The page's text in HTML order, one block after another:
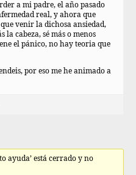
a mi padre, el año pasado
real, y ahora que
venir la dichosa ansiedad,
la cabeza, sé más o menos
el pánico, no hay teoria que
por eso me he animado a
ayuda’ está cerrado y no